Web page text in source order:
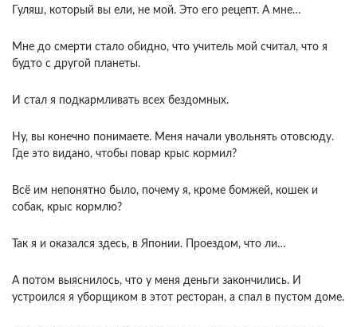
Гуляш, который вы ели, не мой. Это его рецепт. А мне…
Мне до смерти стало обидно, что учитель мой считал, что я
будто с другой планеты.
И стал я подкармливать всех бездомных.
Ну, вы конечно понимаете. Меня начали увольнять отовсюду.
Где это видано, чтобы повар крыс кормил?
Всё им непонятно было, почему я, кроме бомжей, кошек и
собак, крыс кормлю?
Так я и оказался здесь, в Японии. Проездом, что ли…
А потом выяснилось, что у меня деньги закончились. И
устроился я уборщиком в этот ресторан, а спал в пустом доме.